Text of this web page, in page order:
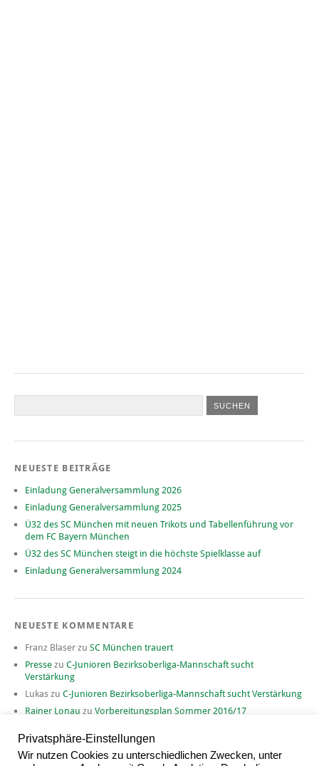
NEUESTE BEITRÄGE
Einladung Generalversammlung 2026
Einladung Generalversammlung 2025
Ü32 des SC München mit neuen Trikots und Tabellenführung vor
dem FC Bayern München
Ü32 des SC München steigt in die höchste Spielklasse auf
Einladung Generalversammlung 2024
NEUESTE KOMMENTARE
Franz Blaser zu SC München trauert
Presse zu C-Junioren Bezirksoberliga-Mannschaft sucht
Verstärkung
Lukas zu C-Junioren Bezirksoberliga-Mannschaft sucht Verstärkung
Rainer Lonau zu Vorbereitungsplan Sommer 2016/17
Privatsphäre-Einstellungen
Wir nutzen Cookies zu unterschiedlichen Zwecken, unter